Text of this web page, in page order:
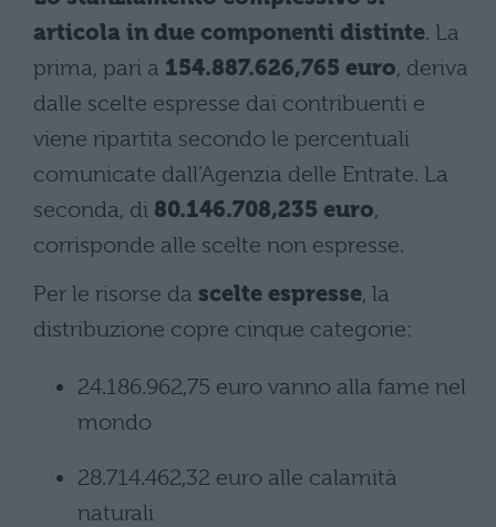
articola in due componenti distinte. La
prima, pari a 154.887.626,765 euro, deriva
dalle scelte espresse dai contribuenti e
viene ripartita secondo le percentuali
comunicate dall’Agenzia delle Entrate. La
seconda, di 80.146.708,235 euro,
corrisponde alle scelte non espresse.
Per le risorse da scelte espresse, la
distribuzione copre cinque categorie:
24.186.962,75 euro vanno alla fame nel
mondo
28.714.462,32 euro alle calamità
naturali